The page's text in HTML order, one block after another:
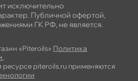
«Piteroils» Политика
,
piteroils.ru применяются
исключительно
Публичной офертой,
ГК РФ, не является.